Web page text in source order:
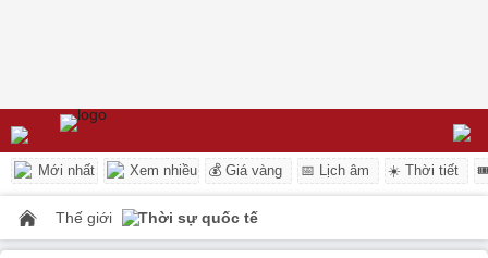
Mới nhất Xem nhiều 💰 Giá vàng 📅 Lịch âm ☀️ Thời tiết
Thế giới Thời sự quốc tế